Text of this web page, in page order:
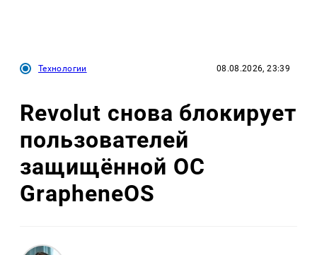
Технологии 08.08.2026, 23:39
Revolut снова блокирует
пользователей
защищённой ОС
GrapheneOS